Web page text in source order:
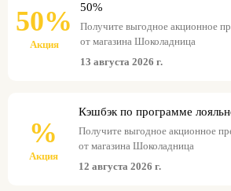
50%
Акция
50%
Получите выгодное акционное
от магазина Шоколадница
13 августа 2026 г.
%
Акция
Кэшбэк по программе
Получите выгодное акционное
от магазина Шоколадница
12 августа 2026 г.